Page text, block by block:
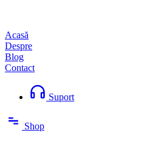
Acasă
Despre
Blog
Contact
Suport
Shop